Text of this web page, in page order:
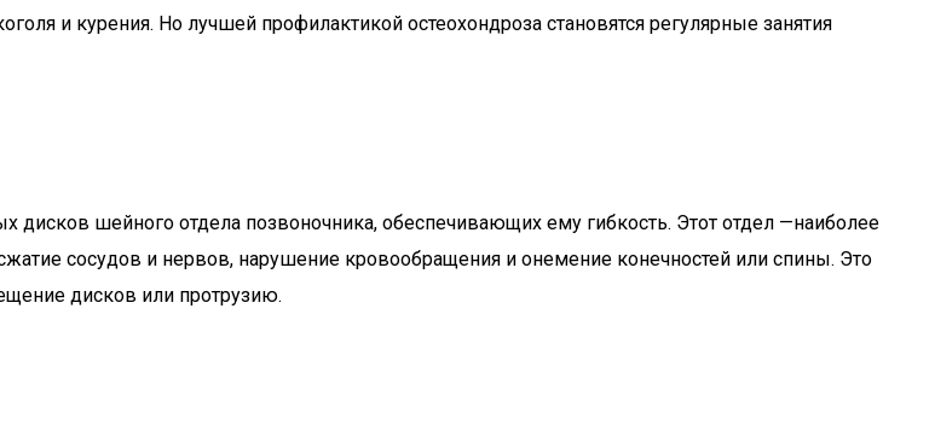
и курения. Но лучшей профилактикой остеохондроза становятся регулярные занятия
шейного отдела позвоночника, обеспечивающих ему гибкость. Этот отдел —наиболее
сосудов и нервов, нарушение кровообращения и онемение конечностей или спины. Это
дисков или протрузию.